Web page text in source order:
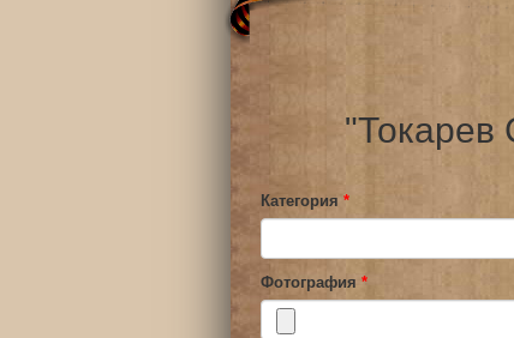
"Токарев
Категория *
Фотография *